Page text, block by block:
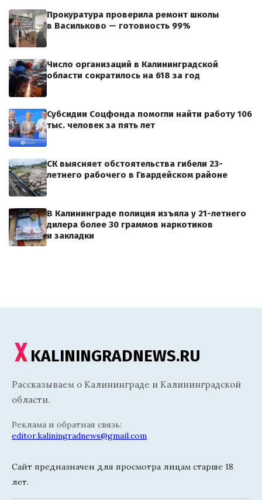
Прокуратура проверила ремонт школы
в Васильково — готовность 99%
Число организаций в Калининградской
области сократилось на 618 за год
Субсидии Соцфонда помогли найти работу 106
тыс. человек за пять лет
СК выясняет обстоятельства гибели 23-
летнего рабочего в Гвардейском районе
В Калининграде полиция изъяла у 21-летнего
дилера более 30 граммов наркотиков
и закладки
KALININGRADNEWS.RU
Рассказываем о Калининграде и Калининградской
области.
Реклама и обратная связь:
editor.kaliningradnews@gmail.com
Сайт предназначен для просмотра лицам старше 18
лет.